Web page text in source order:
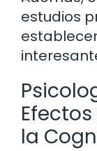
estudios
la